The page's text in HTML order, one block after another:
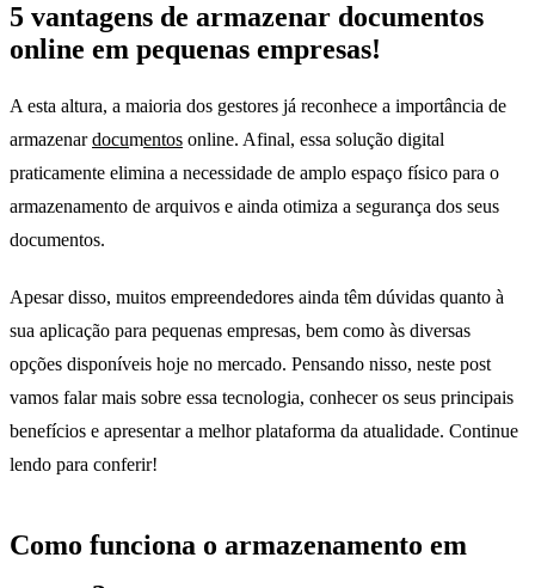
5 vantagens de armazenar documentos
online em pequenas empresas!
A esta altura, a maioria dos gestores já reconhece a importância de
armazenardocumentos online. Afinal, essa solução digital
praticamente elimina a necessidade de amplo espaço físico para o
armazenamento de arquivos e ainda otimiza a segurança dos seus
documentos.
Apesar disso, muitos empreendedores ainda têm dúvidas quanto à
sua aplicação para pequenas empresas, bem como às diversas
opções disponíveis hoje no mercado. Pensando nisso, neste post
vamos falar mais sobre essa tecnologia, conhecer os seus principais
benefícios e apresentar a melhor plataforma da atualidade. Continue
lendo para conferir!
Como funciona o armazenamento em